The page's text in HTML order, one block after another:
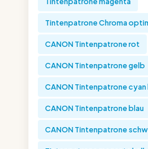
Tintenpatrone Chroma
CANON Tintenpatrone rot
CANON Tintenpatrone gelb
CANON Tintenpatrone cyan
CANON Tintenpatrone blau
CANON Tintenpatrone